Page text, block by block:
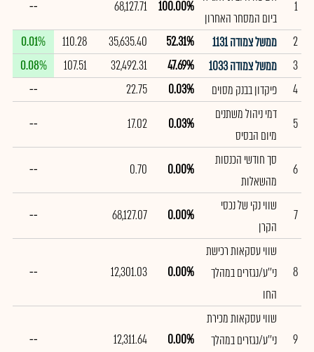
1
ביום המסחר האחרון
100.00%
68,127.71
--
2
ממשל צמודה 1131 52.31%
35,635.40
110.28
0.01%
3
ממשל צמודה 1033 47.69%
32,492.31
107.51
0.08%
4
פיקדון בבנק מסוים 0.03%
22.75
--
5
דמי ניהול משתנים
מיום הבסיס
0.03%
17.02
--
6
סך חודשי הכנסות
מהשאלות
0.00%
0.70
--
7
שווי נקי של נכסי
הקרן
0.00%
68,127.07
--
8
שווי עסקאות רכישת
ני''ע/נגזרים במהלך
החו
0.00%
12,301.03
--
9
שווי עסקאות מכירת
ני''ע/נגזרים במהלך
0.00%
12,311.64
--